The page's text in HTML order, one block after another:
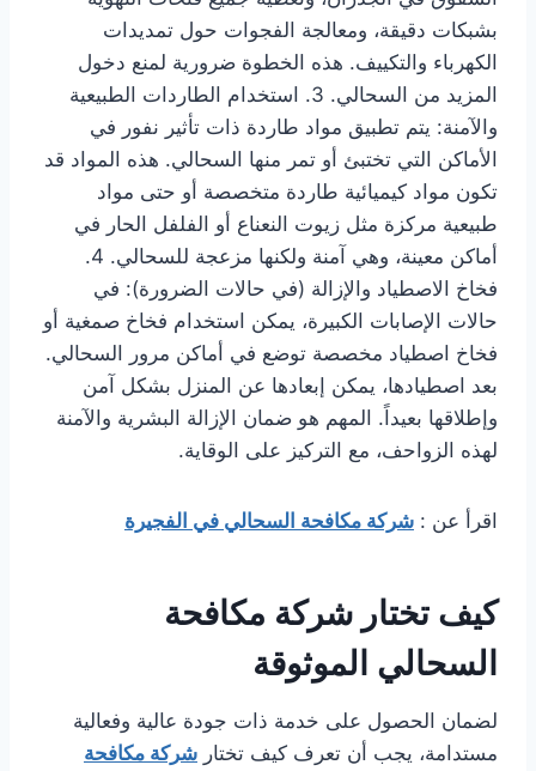
بشبكات دقيقة، ومعالجة الفجوات حول تمديدات
الكهرباء والتكييف. هذه الخطوة ضرورية لمنع دخول
المزيد من السحالي. 3. استخدام الطاردات الطبيعية
والآمنة: يتم تطبيق مواد طاردة ذات تأثير نفور في
الأماكن التي تختبئ أو تمر منها السحالي. هذه المواد قد
تكون مواد كيميائية طاردة متخصصة أو حتى مواد
طبيعية مركزة مثل زيوت النعناع أو الفلفل الحار في
أماكن معينة، وهي آمنة ولكنها مزعجة للسحالي. 4.
فخاخ الاصطياد والإزالة (في حالات الضرورة): في
حالات الإصابات الكبيرة، يمكن استخدام فخاخ صمغية أو
فخاخ اصطياد مخصصة توضع في أماكن مرور السحالي.
بعد اصطيادها، يمكن إبعادها عن المنزل بشكل آمن
وإطلاقها بعيداً. المهم هو ضمان الإزالة البشرية والآمنة
لهذه الزواحف، مع التركيز على الوقاية.
اقرأ عن : شركة مكافحة السحالي في الفجيرة
كيف تختار شركة مكافحة
السحالي الموثوقة
لضمان الحصول على خدمة ذات جودة عالية وفعالية
مستدامة، يجب أن تعرف كيف تختار شركة مكافحة